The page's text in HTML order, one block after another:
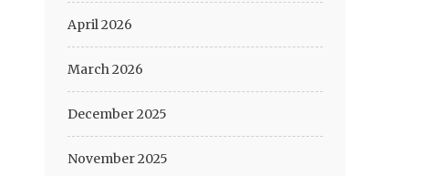
April 2026
March 2026
December 2025
November 2025